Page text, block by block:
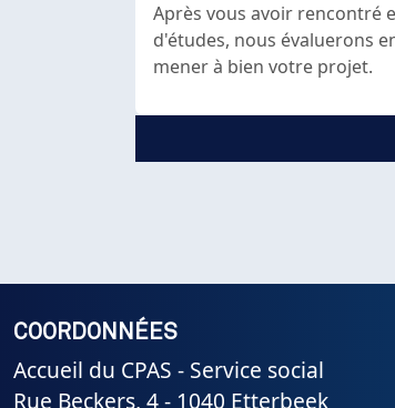
Après vous avoir rencontré
d'études, nous évaluerons
mener à bien votre projet.
COORDONNÉES
Accueil du CPAS - Service social
Rue Beckers, 4 - 1040 Etterbeek